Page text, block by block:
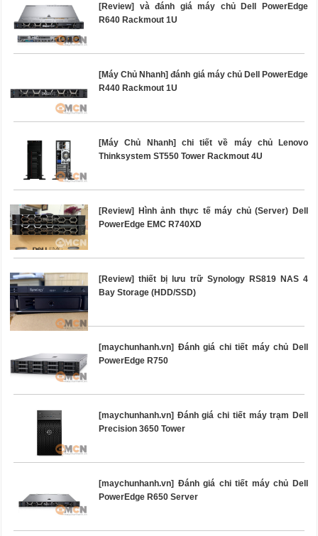
[Review] và đánh giá máy chủ Dell PowerEdge
R640 Rackmout 1U
[Máy Chủ Nhanh] đánh giá máy chủ Dell PowerEdge
R440 Rackmout 1U
[Máy Chủ Nhanh] chi tiết về máy chủ Lenovo
Thinksystem ST550 Tower Rackmout 4U
[Review] Hình ảnh thực tế máy chủ (Server) Dell
PowerEdge EMC R740XD
[Review] thiết bị lưu trữ Synology RS819 NAS 4
Bay Storage (HDD/SSD)
[maychunhanh.vn] Đánh giá chi tiết máy chủ Dell
PowerEdge R750
[maychunhanh.vn] Đánh giá chi tiết máy trạm Dell
Precision 3650 Tower
[maychunhanh.vn] Đánh giá chi tiết máy chủ Dell
PowerEdge R650 Server